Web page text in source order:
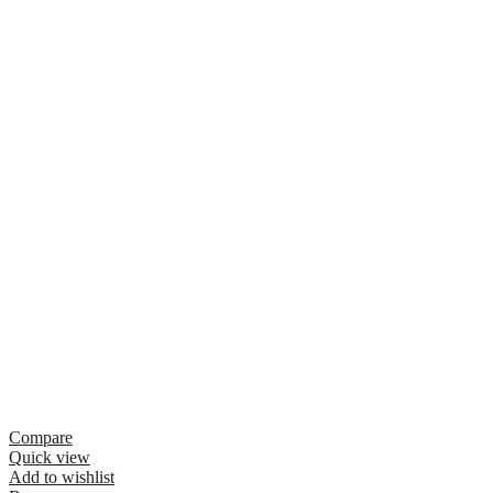
Compare
Quick view
Add to wishlist